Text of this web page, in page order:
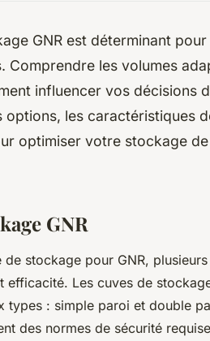
GNR est déterminant
Comprendre les volumes
influencer vos décisions
options, les caractéristiques
optimiser votre stockage de
GNR
stockage pour GNR,
Les cuves de
types : simple paroi et double
des normes de sécurité